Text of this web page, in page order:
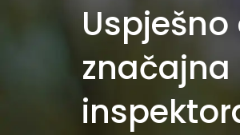
Uspješno